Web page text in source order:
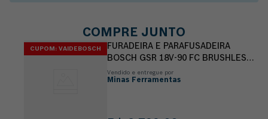
COMPRE JUNTO
CUPOM: VAIDEBOSCH
FURADEIRA E PARAFUSADEIRA
BOSCH GSR 18V-90 FC BRUSHLESS
SEM BATERIA
Vendido e entregue por
Minas Ferramentas